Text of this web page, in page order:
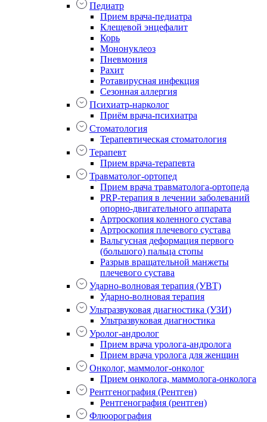
Педиатр
Прием врача-педиатра
Клещевой энцефалит
Корь
Мононуклеоз
Пневмония
Рахит
Ротавирусная инфекция
Сезонная аллергия
Психиатр-нарколог
Приём врача-психиатра
Стоматология
Терапевтическая стоматология
Терапевт
Прием врача-терапевта
Травматолог-ортопед
Прием врача травматолога-ортопеда
PRP-терапия в лечении заболеваний
опорно-двигательного аппарата
Артроскопия коленного сустава
Артроскопия плечевого сустава
Вальгусная деформация первого
(большого) пальца стопы
Разрыв вращательной манжеты
плечевого сустава
Ударно-волновая терапия (УВТ)
Ударно-волновая терапия
Ультразвуковая диагностика (УЗИ)
Ультразвуковая диагностика
Уролог-андролог
Прием врача уролога-андролога
Прием врача уролога для женщин
Онколог, маммолог-онколог
Прием онколога, маммолога-онколога
Рентгенография (Рентген)
Рентгенография (рентген)
Флюорография